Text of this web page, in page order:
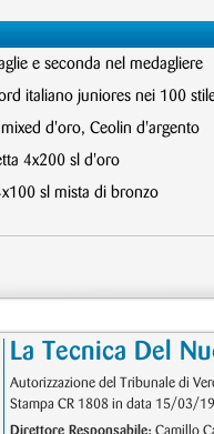
e seconda nel medagliere
italiano juniores nei 100
d'oro, Ceolin d'argento
4x200 sl d'oro
sl mista di bronzo
La Tecnica Del
Autorizzazione del Tribunale di
Stampa CR 1808 in data 15/03/
Direttore Responsabile: Camillo